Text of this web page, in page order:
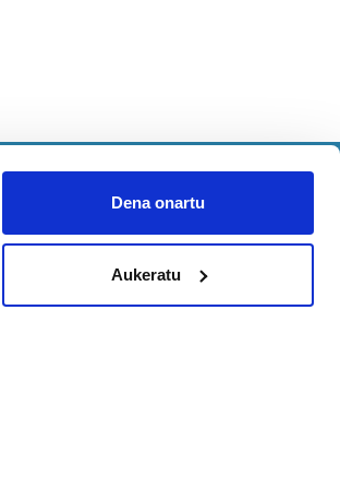
Dena onartu
Aukeratu
Aniztasun politika
Cookieak